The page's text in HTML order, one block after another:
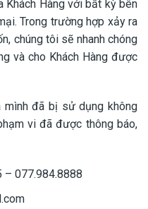
Khách Hàng với bất kỳ bên
Trong trường hợp xảy ra
chúng tôi sẽ nhanh chóng
và cho Khách Hàng được
mình đã bị sử dụng không
vi đã được thông báo,
– 077.984.8888